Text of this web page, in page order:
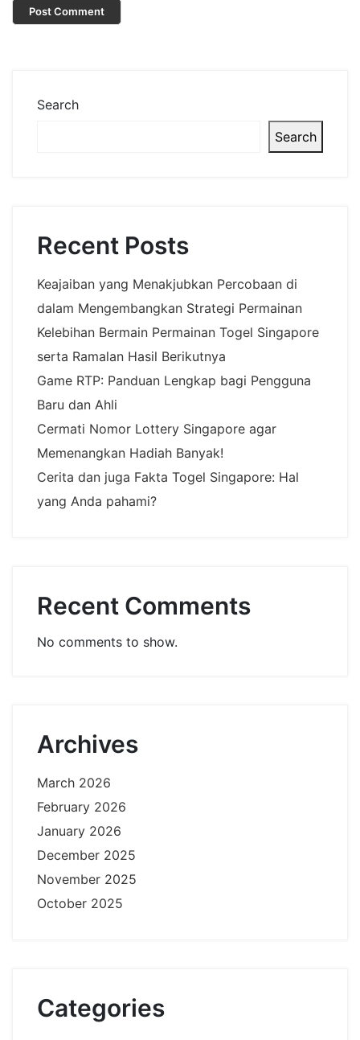
Search
Search
Recent Posts
Keajaiban yang Menakjubkan Percobaan di
dalam Mengembangkan Strategi Permainan
Kelebihan Bermain Permainan Togel Singapore
serta Ramalan Hasil Berikutnya
Game RTP: Panduan Lengkap bagi Pengguna
Baru dan Ahli
Cermati Nomor Lottery Singapore agar
Memenangkan Hadiah Banyak!
Cerita dan juga Fakta Togel Singapore: Hal
yang Anda pahami?
Recent Comments
No comments to show.
Archives
March 2026
February 2026
January 2026
December 2025
November 2025
October 2025
Categories